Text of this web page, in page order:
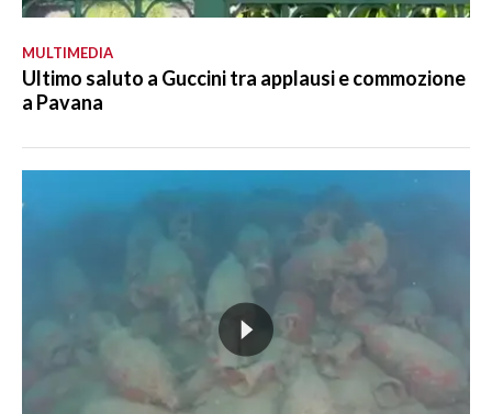
MULTIMEDIA
Ultimo saluto a Guccini tra applausi e commozione
a Pavana